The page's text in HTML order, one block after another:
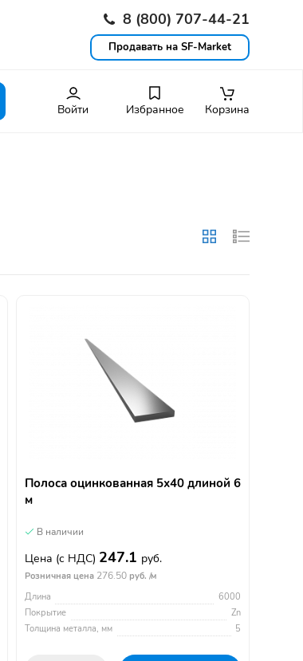
8 (800) 707-44-21
Продавать на SF-Market
Войти Избранное Корзина
Полоса оцинкованная 5х40 длиной 6
м
В наличии
Цена (с НДС) 247.1 руб.
Розничная цена 276.50руб. /м
Длина
6000
Покрытие
Zn
Толщина металла, мм
5